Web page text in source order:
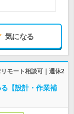
気になる
モート相談可｜週休2
【設計・作業補